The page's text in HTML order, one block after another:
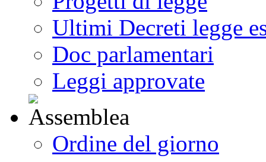
Ultimi Decreti legge
Doc parlamentari
Leggi approvate
Ordine del giorno